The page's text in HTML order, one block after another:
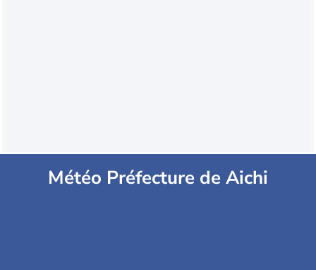
Météo Préfecture de Aichi